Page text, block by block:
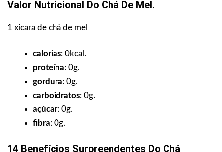
Valor Nutricional Do Chá De Mel.
1 xícara de chá de mel
calorias: 0kcal.
proteína: 0g.
gordura: 0g.
carboidratos: 0g.
açúcar: 0g.
fibra: 0g.
14 Benefícios Surpreendentes Do Chá